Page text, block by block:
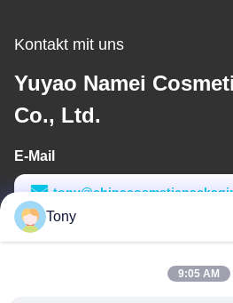
Kontakt mit uns
Yuyao Namei
Co., Ltd.
E-Mail
Arbeitszeit
Tony
9:05 AM